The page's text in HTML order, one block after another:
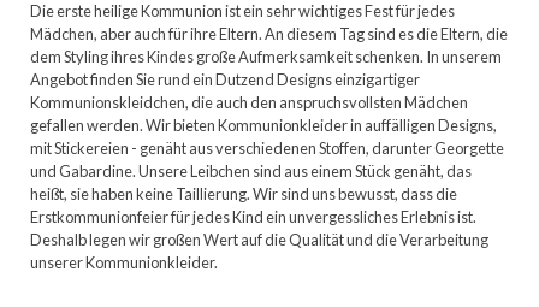
Die erste heilige Kommunion ist ein sehr wichtiges Fest für jedes
Mädchen, aber auch für ihre Eltern. An diesem Tag sind es die Eltern, die
dem Styling ihres Kindes große Aufmerksamkeit schenken. In unserem
Angebot finden Sie rund ein Dutzend Designs einzigartiger
Kommunionskleidchen, die auch den anspruchsvollsten Mädchen
gefallen werden. Wir bieten Kommunionkleider in auffälligen Designs,
mit Stickereien - genäht aus verschiedenen Stoffen, darunter Georgette
und Gabardine. Unsere Leibchen sind aus einem Stück genäht, das
heißt, sie haben keine Taillierung. Wir sind uns bewusst, dass die
Erstkommunionfeier für jedes Kind ein unvergessliches Erlebnis ist.
Deshalb legen wir großen Wert auf die Qualität und die Verarbeitung
unserer Kommunionkleider.